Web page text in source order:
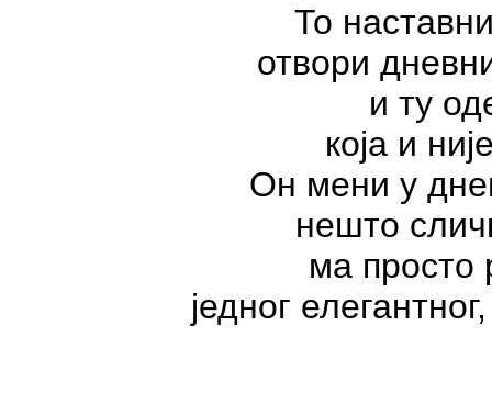
То
отвори
и ту
која и
Он мени у
нешто
ма просто
једног